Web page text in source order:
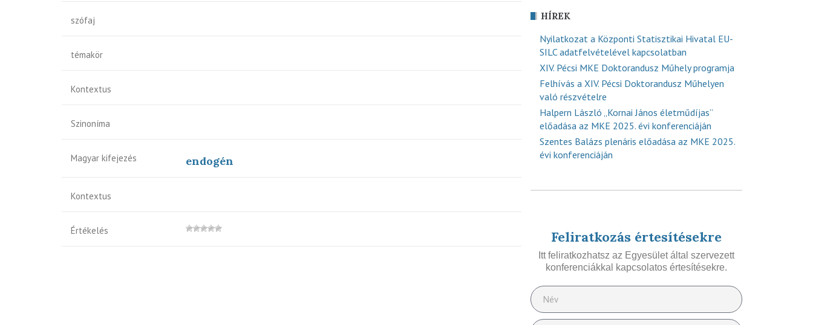
szófaj
témakör
Kontextus
Szinoníma
Magyar kifejezés endogén
Kontextus
Értékelés
HÍREK
Nyilatkozat a Központi Statisztikai Hivatal EU-
SILC adatfelvételével kapcsolatban
XIV. Pécsi MKE Doktorandusz Műhely programja
Felhívás a XIV. Pécsi Doktorandusz Műhelyen
való részvételre
Halpern László „Kornai János életműdíjas”
előadása az MKE 2025. évi konferenciáján
Szentes Balázs plenáris előadása az MKE 2025.
évi konferenciáján
Feliratkozás értesítésekre
Itt feliratkozhatsz az Egyesület által szervezett
konferenciákkal kapcsolatos értesítésekre.